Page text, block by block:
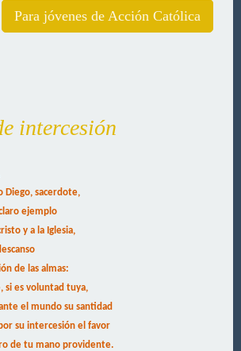
Para jóvenes de Acción Católica
intercesión
Diego, sacerdote,
ejemplo
y a la Iglesia,
de las almas:
si es voluntad tuya,
el mundo su santidad
su intercesión el favor
de tu mano providente.